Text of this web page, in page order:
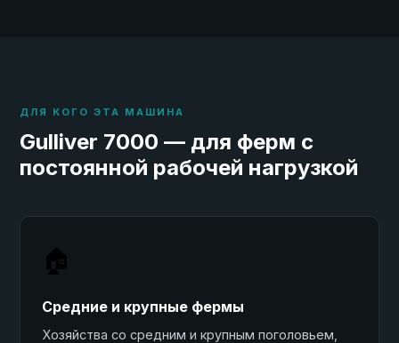
ДЛЯ КОГО ЭТА МАШИНА
Gulliver 7000 — для ферм с
постоянной рабочей нагрузкой
🏠
Средние и крупные фермы
Хозяйства со средним и крупным поголовьем,